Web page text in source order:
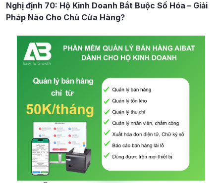
Nghị định 70: Hộ Kinh Doanh Bắt Buộc Số Hóa – Giải
Pháp Nào Cho Chủ Cửa Hàng?